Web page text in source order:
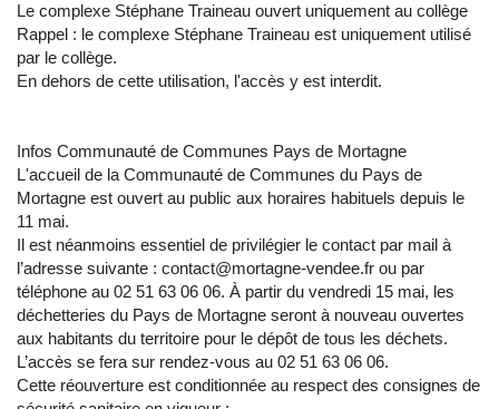
Le complexe Stéphane Traineau ouvert uniquement au collège
Rappel : le complexe Stéphane Traineau est uniquement utilisé
par le collège.
En dehors de cette utilisation, l'accès y est interdit.
Infos Communauté de Communes Pays de Mortagne
L'accueil de la Communauté de Communes du Pays de
Mortagne est ouvert au public aux horaires habituels depuis le
11 mai.
Il est néanmoins essentiel de privilégier le contact par mail à
l’adresse suivante : contact@mortagne-vendee.fr ou par
téléphone au 02 51 63 06 06. À partir du vendredi 15 mai, les
déchetteries du Pays de Mortagne seront à nouveau ouvertes
aux habitants du territoire pour le dépôt de tous les déchets.
L’accès se fera sur rendez-vous au 02 51 63 06 06.
Cette réouverture est conditionnée au respect des consignes de